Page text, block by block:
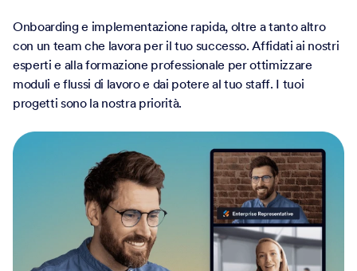
Onboarding e implementazione rapida, oltre a tanto altro
con un team che lavora per il tuo successo. Affidati ai nostri
esperti e alla formazione professionale per ottimizzare
moduli e flussi di lavoro e dai potere al tuo staff. I tuoi
progetti sono la nostra priorità.